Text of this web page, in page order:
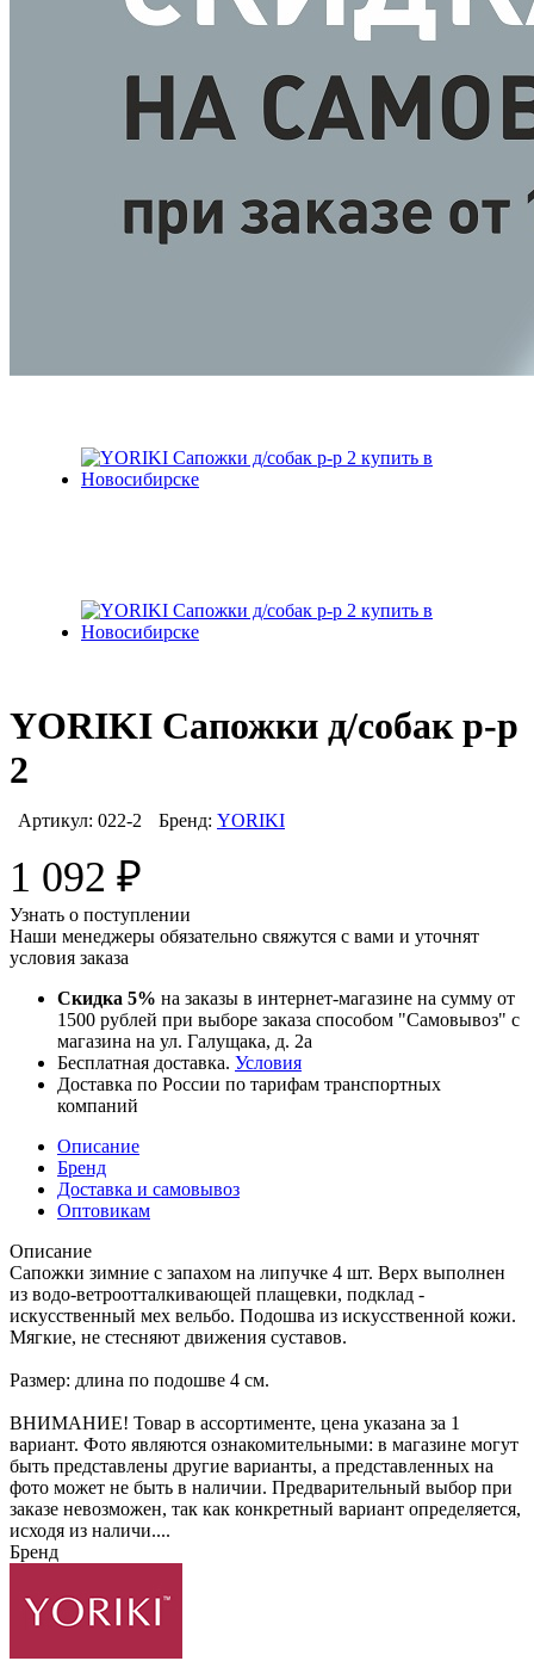
YORIKI Сапожки д/собак р-р
2
Артикул: 022-2 Бренд: YORIKI
1 092 ₽
Узнать о поступлении
Наши менеджеры обязательно свяжутся с вами и уточнят
условия заказа
Скидка 5% на заказы в интернет-магазине на сумму от
1500 рублей при выборе заказа способом "Самовывоз" с
магазина на ул. Галущака, д. 2а
Бесплатная доставка. Условия
Доставка по России по тарифам транспортных
компаний
Описание
Бренд
Доставка и самовывоз
Оптовикам
Описание
Сапожки зимние с запахом на липучке 4 шт. Верх выполнен
из водо-ветроотталкивающей плащевки, подклад -
искусственный мех вельбо. Подошва из искусственной кожи.
Мягкие, не стесняют движения суставов.
Размер: длина по подошве 4 см.
ВНИМАНИЕ! Товар в ассортименте, цена указана за 1
вариант. Фото являются ознакомительными: в магазине могут
быть представлены другие варианты, а представленных на
фото может не быть в наличии. Предварительный выбор при
заказе невозможен, так как конкретный вариант определяется,
исходя из наличи....
Бренд